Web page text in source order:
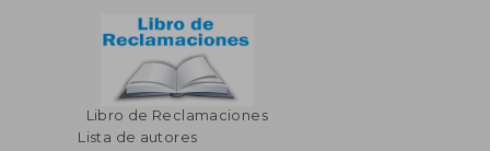
Libro de Reclamaciones
Lista de autores